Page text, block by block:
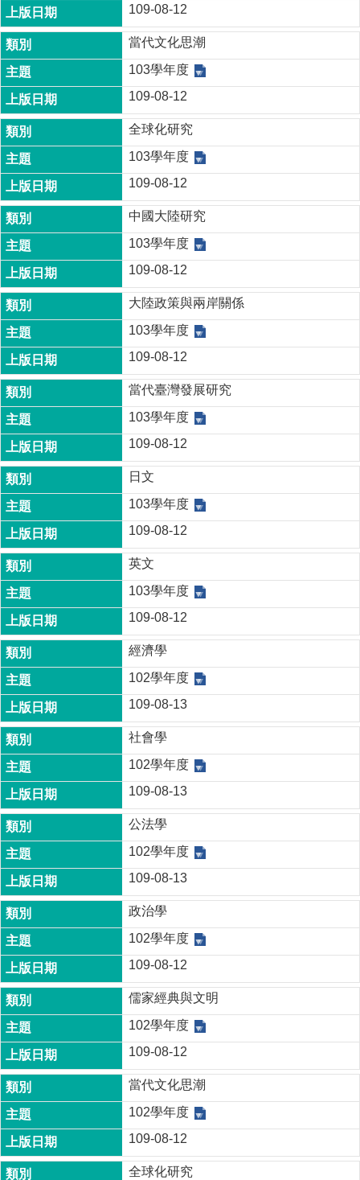
口
試
專
區
所
學
會
109-08-12
當代文化思潮
103學年度
109-08-12
全球化研究
103學年度
109-08-12
中國大陸研究
103學年度
109-08-12
大陸政策與兩岸關係
103學年度
109-08-12
當代臺灣發展研究
103學年度
109-08-12
日文
103學年度
109-08-12
英文
103學年度
109-08-12
經濟學
102學年度
109-08-13
社會學
102學年度
109-08-13
公法學
102學年度
109-08-13
政治學
102學年度
109-08-12
儒家經典與文明
102學年度
109-08-12
當代文化思潮
102學年度
109-08-12
全球化研究